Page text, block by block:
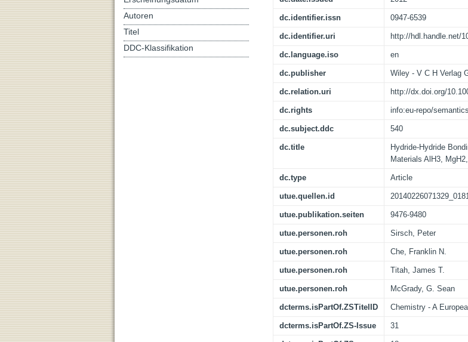
dc.identifier.issn 0947-6539
dc.identifier.uri http://hdl.handle.net/
dc.language.iso en
dc.publisher Wiley - V C H Verlag
dc.relation.uri http://dx.doi.org/
dc.rights info:eu-repo/
dc.subject.ddc 540
dc.title
Hydride-Hydride
Materials AlH3,
dc.type Article
utue.quellen.id
utue.publikation.seiten 9476-9480
utue.personen.roh Sirsch, Peter
utue.personen.roh Che, Franklin N.
utue.personen.roh Titah, James T.
utue.personen.roh McGrady, G. Sean
dcterms.isPartOf.ZSTitelID Chemistry - A
dcterms.isPartOf.ZS-Issue 31
Autoren
Titel
DDC-Klassifikation